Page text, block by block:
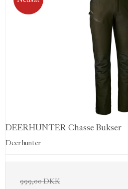
DEERHUNTER Chasse Bukser
Deerhunter
999,00 DKK